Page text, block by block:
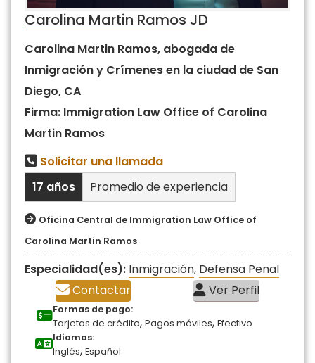
Carolina Martin Ramos JD
Carolina Martin Ramos, abogada de
Inmigración y Crímenes en la ciudad de San
Diego, CA
Firma: Immigration Law Office of Carolina
Martin Ramos
Solicitar una llamada
17 años
Promedio de experiencia
Oficina Central de Immigration Law Office of
Carolina Martin Ramos
Especialidad(es): Inmigración, Defensa Penal
Contactar
Ver Perfil
Formas de pago:
Tarjetas de crédito, Pagos móviles, Efectivo
Idiomas:
Inglés, Español